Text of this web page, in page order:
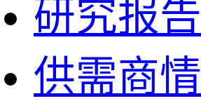
研究报告
供需商情